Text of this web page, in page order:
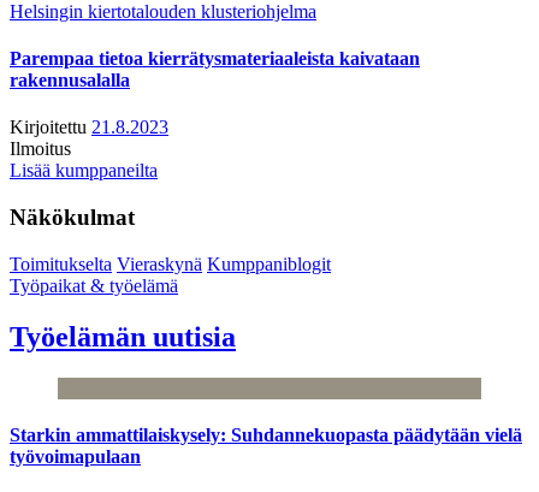
Helsingin kiertotalouden klusteriohjelma
Parempaa tietoa kierrätysmateriaaleista kaivataan
rakennusalalla
Kirjoitettu 21.8.2023
Ilmoitus
Lisää kumppaneilta
Näkökulmat
Toimitukselta Vieraskynä Kumppaniblogit
Työpaikat & työelämä
Työelämän uutisia
Starkin ammattilaiskysely: Suhdannekuopasta päädytään vielä
työvoimapulaan